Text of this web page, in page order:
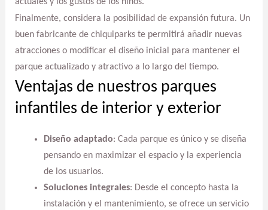
Finalmente, considera la posibilidad de expansión futura. Un
buen fabricante de chiquiparks te permitirá añadir nuevas
atracciones o modificar el diseño inicial para mantener el
parque actualizado y atractivo a lo largo del tiempo.
Ventajas de nuestros parques
infantiles de interior y exterior
Diseño adaptado: Cada parque es único y se diseña
pensando en maximizar el espacio y la experiencia
de los usuarios.
Soluciones integrales: Desde el concepto hasta la
instalación y el mantenimiento, se ofrece un servicio